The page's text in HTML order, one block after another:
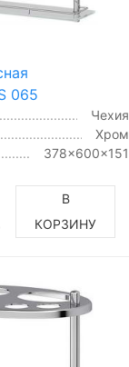
065
Чехия
Хром
378x600x151
В
КОРЗИНУ